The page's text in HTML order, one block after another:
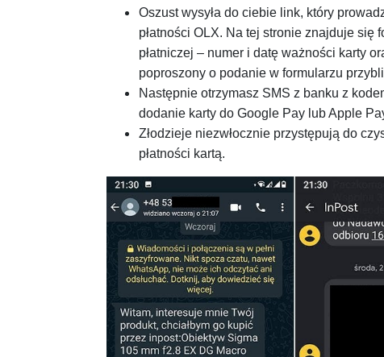
Oszust wysyła do ciebie link, który
płatności OLX. Na tej stronie znajduje się
płatniczej – numer i datę ważności karty
poproszony o podanie w formularzu
Następnie otrzymasz SMS z banku z
dodanie karty do Google Pay lub Apple
Złodzieje niezwłocznie przystępują do
płatności kartą.